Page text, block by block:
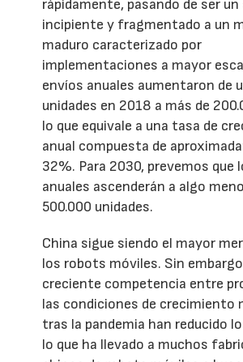
rápidamente, pasando de ser
incipiente y fragmentado a un
maduro caracterizado por
implementaciones a mayor
envíos anuales aumentaron de
unidades en 2018 a más de
lo que equivale a una tasa de
anual compuesta de
32%. Para 2030, prevemos que
anuales ascenderán a algo
500.000 unidades.
China sigue siendo el mayor
los robots móviles. Sin
creciente competencia entre
las condiciones de crecimiento
tras la pandemia han reducido
lo que ha llevado a muchos